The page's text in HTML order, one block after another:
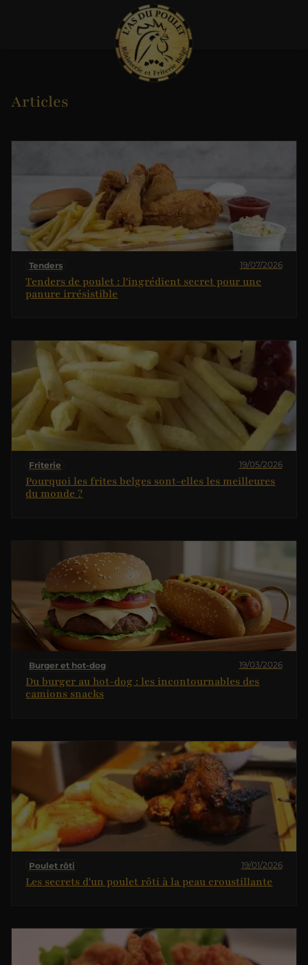
Articles
Tenders 19/07/2026
Tenders de poulet : l'ingrédient secret pour une
panure irrésistible
Friterie 19/05/2026
Pourquoi les frites belges sont-elles les meilleures
du monde ?
Burger et hot-dog 19/03/2026
Du burger au hot-dog : les incontournables des
camions snacks
Poulet rôti 19/01/2026
Les secrets d'un poulet rôti à la peau croustillante